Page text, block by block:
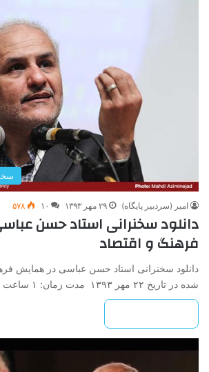
امیر (سردبیر پایگاه) ۲۹ مهر ۱۳۹۳ ۱۰ ۵۷۸
دانلود سخنرانی استاد حسن
فرهنگ و اقتصاد
دانلود سخنرانی استاد حسن عباسی در همایش
شده در تاریخ ۲۲ مهر ۱۳۹۳ مدت زمان: ۱ ساعت و ۱۹ دقیقه تاریخ…